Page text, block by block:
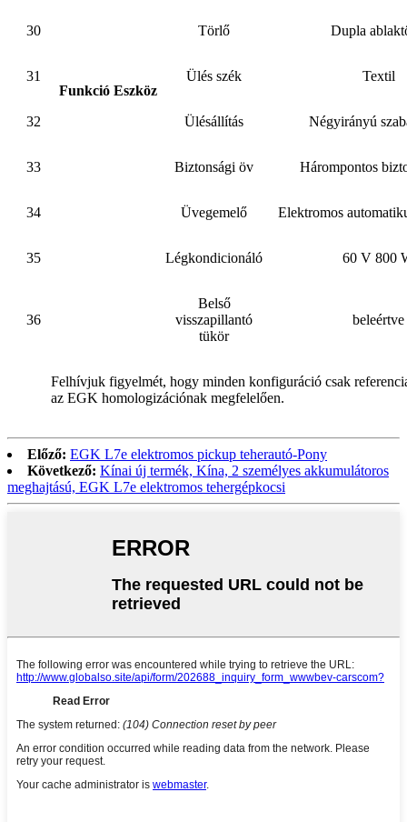
Funkció Eszköz
30 Törlő Dupla
31 Ülés szék Textil
32 Ülésállítás Négyirányú
33 Biztonsági öv Hárompontos
34 Üvegemelő Elektromos
35 Légkondicionáló 60 V 800
36
Belső
visszapillantó
tükör
beleértve
Felhívjuk figyelmét, hogy minden konfiguráció csak
az EGK homologizációnak megfelelően.
Előző: EGK L7e elektromos pickup teherautó-Pony
Következő: Kínai új termék, Kína, 2 személyes akkumulátoros
meghajtású, EGK L7e elektromos tehergépkocsi